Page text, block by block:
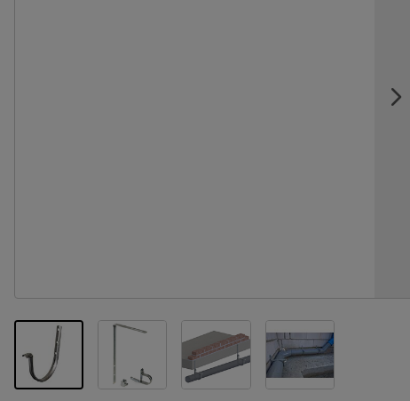
View larger imageView larger imageView larger imageView larger image